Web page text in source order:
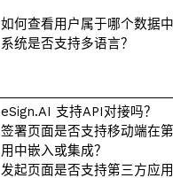
如何查看用户属于哪个数据中
系统是否支持多语言？
eSign.AI 支持API对接吗？
签署页面是否支持移动端在
用中嵌入或集成？
发起页面是否支持第三方应